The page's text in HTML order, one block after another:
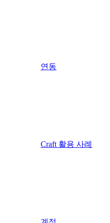
연동
Craft 활용 사례